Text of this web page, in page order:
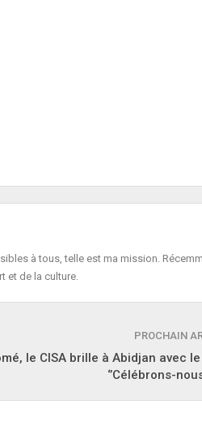
à tous, telle est ma mission.
et de la culture.
PROCHAIN
le CISA brille à Abidjan avec
‘’Célébrons-